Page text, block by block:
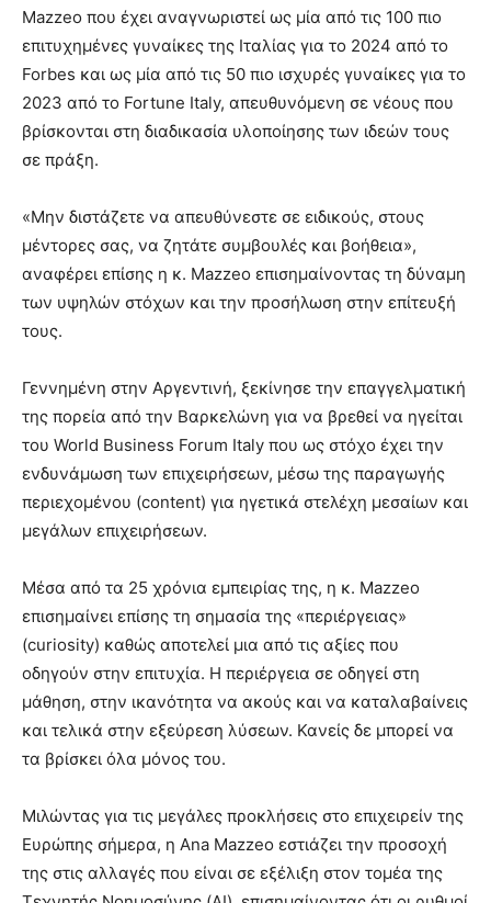
Mazzeo που έχει αναγνωριστεί ως μία από τις 100 πιο
επιτυχημένες γυναίκες της Ιταλίας για το 2024 από το
Forbes και ως μία από τις 50 πιο ισχυρές γυναίκες για το
2023 από το Fortune Italy, απευθυνόμενη σε νέους που
βρίσκονται στη διαδικασία υλοποίησης των ιδεών τους
σε πράξη.
«Μην διστάζετε να απευθύνεστε σε ειδικούς, στους
μέντορες σας, να ζητάτε συμβουλές και βοήθεια»,
αναφέρει επίσης η κ. Mazzeo επισημαίνοντας τη δύναμη
των υψηλών στόχων και την προσήλωση στην επίτευξή
τους.
Γεννημένη στην Αργεντινή, ξεκίνησε την επαγγελματική
της πορεία από την Βαρκελώνη για να βρεθεί να ηγείται
του World Business Forum Italy που ως στόχο έχει την
ενδυνάμωση των επιχειρήσεων, μέσω της παραγωγής
περιεχομένου (content) για ηγετικά στελέχη μεσαίων και
μεγάλων επιχειρήσεων.
Μέσα από τα 25 χρόνια εμπειρίας της, η κ. Mazzeo
επισημαίνει επίσης τη σημασία της «περιέργειας»
(curiosity) καθώς αποτελεί μια από τις αξίες που
οδηγούν στην επιτυχία. Η περιέργεια σε οδηγεί στη
μάθηση, στην ικανότητα να ακούς και να καταλαβαίνεις
και τελικά στην εξεύρεση λύσεων. Κανείς δε μπορεί να
τα βρίσκει όλα μόνος του.
Μιλώντας για τις μεγάλες προκλήσεις στο επιχειρείν της
Ευρώπης σήμερα, η Αna Mazzeo εστιάζει την προσοχή
της στις αλλαγές που είναι σε εξέλιξη στον τομέα της